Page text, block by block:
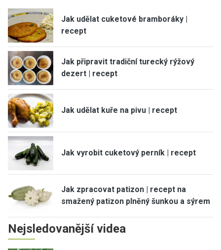
Jak udělat cuketové bramboráky |
recept
Jak připravit tradiční turecký rýžový
dezert | recept
Jak udělat kuře na pivu | recept
Jak vyrobit cuketový perník | recept
Jak zpracovat patizon | recept na
smažený patizon plněný šunkou a sýrem
Nejsledovanější videa